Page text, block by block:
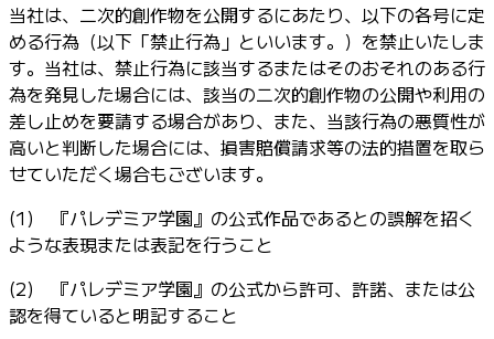
当社は、二次的創作物を公開するにあたり、以下の各号に定
める行為（以下「禁止行為」といいます。）を禁止いたしま
す。当社は、禁止行為に該当するまたはそのおそれのある行
為を発見した場合には、該当の二次的創作物の公開や利用の
差し止めを要請する場合があり、また、当該行為の悪質性が
高いと判断した場合には、損害賠償請求等の法的措置を取ら
せていただく場合もございます。
(1) 『パレデミア学園』の公式作品であるとの誤解を招く
ような表現または表記を行うこと
(2) 『パレデミア学園』の公式から許可、許諾、または公
認を得ていると明記すること